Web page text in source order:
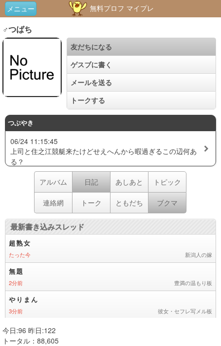
メニュー 無料プロフ マイプレ
♂つばち
友だちになる
ゲスブに書く
メールを送る
トークする
つぶやき
06/24 11:15:45
上司と住之江競艇来たけどせえへんから暇過ぎるこの辺何あ
る？
アルバム 日記 あしあと トピック
連絡網 トーク ともだち ブクマ
今日:96 昨日:122
トータル：88,605